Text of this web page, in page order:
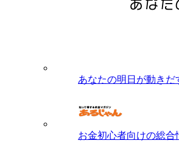
あなたの明日が動きだ
お金初心者向けの総合